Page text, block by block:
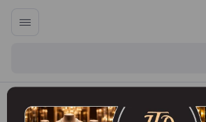
/ فهرست محصولات / جعبه مدال MP1 LWV3